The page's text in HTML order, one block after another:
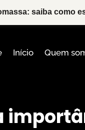
saiba como
Início Quem